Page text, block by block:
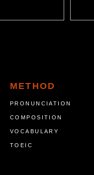
METHOD
PRONUNCIATION
COMPOSITION
VOCABULARY
TOEIC